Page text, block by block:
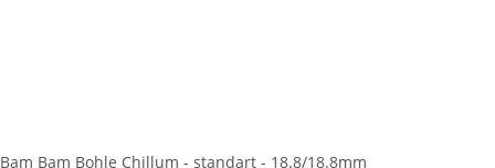
Bam Bam Bohle Chillum - standart - 18.8/18.8mm